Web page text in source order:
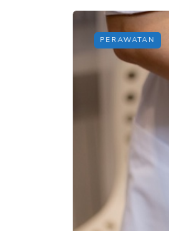
PERAWATAN